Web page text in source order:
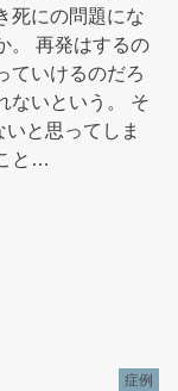
死にの問題にな
。 再発はするの
ていけるのだろ
ないという。 そ
と思ってしま
と…
症例